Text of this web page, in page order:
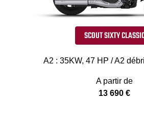
SCOUT SIXTY
A2 : 35KW, 47 HP / A2
A partir de
13 690 €